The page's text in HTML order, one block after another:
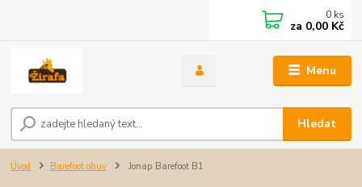
Menu
Hledat
0 ks
za 0,00 Kč
Úvod Barefoot obuv Jonap Barefoot B1